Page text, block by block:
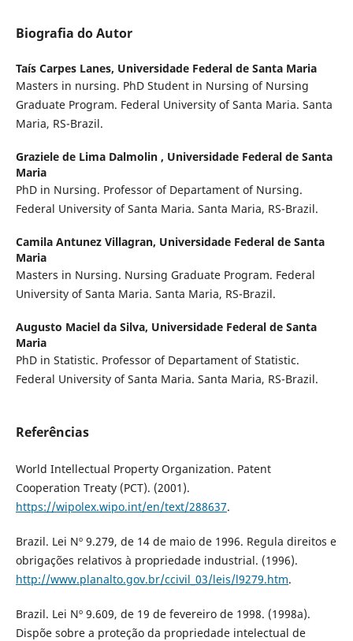
Biografia do Autor
Taís Carpes Lanes, Universidade Federal de Santa Maria
Masters in nursing. PhD Student in Nursing of Nursing
Graduate Program. Federal University of Santa Maria. Santa
Maria, RS-Brazil.
Graziele de Lima Dalmolin , Universidade Federal de Santa
Maria
PhD in Nursing. Professor of Departament of Nursing.
Federal University of Santa Maria. Santa Maria, RS-Brazil.
Camila Antunez Villagran, Universidade Federal de Santa
Maria
Masters in Nursing. Nursing Graduate Program. Federal
University of Santa Maria. Santa Maria, RS-Brazil.
Augusto Maciel da Silva, Universidade Federal de Santa
Maria
PhD in Statistic. Professor of Departament of Statistic.
Federal University of Santa Maria. Santa Maria, RS-Brazil.
Referências
World Intellectual Property Organization. Patent
Cooperation Treaty (PCT). (2001).
https://wipolex.wipo.int/en/text/288637.
Brazil. Lei Nº 9.279, de 14 de maio de 1996. Regula direitos e
obrigações relativos à propriedade industrial. (1996).
http://www.planalto.gov.br/ccivil_03/leis/l9279.htm.
Brazil. Lei Nº 9.609, de 19 de fevereiro de 1998. (1998a).
Dispõe sobre a proteção da propriedade intelectual de